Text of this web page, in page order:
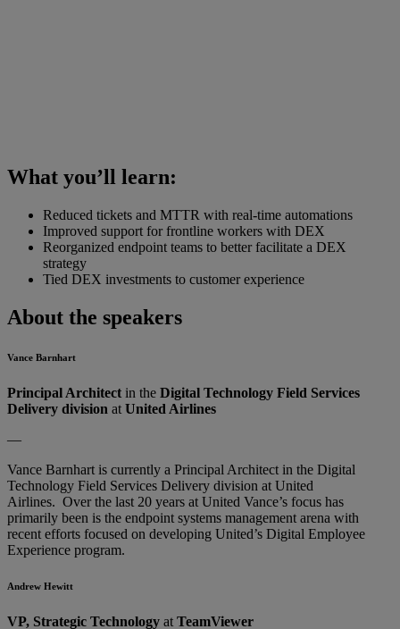
What you’ll learn:
Reduced tickets and MTTR with real-time automations
Improved support for frontline workers with DEX
Reorganized endpoint teams to better facilitate a DEX
strategy
Tied DEX investments to customer experience
About the speakers
Vance Barnhart
Principal Architect in the Digital Technology Field Services
Delivery division at United Airlines
—
Vance Barnhart is currently a Principal Architect in the Digital
Technology Field Services Delivery division at United
Airlines. Over the last 20 years at United Vance’s focus has
primarily been is the endpoint systems management arena with
recent efforts focused on developing United’s Digital Employee
Experience program.
Andrew Hewitt
VP, Strategic Technology at TeamViewer